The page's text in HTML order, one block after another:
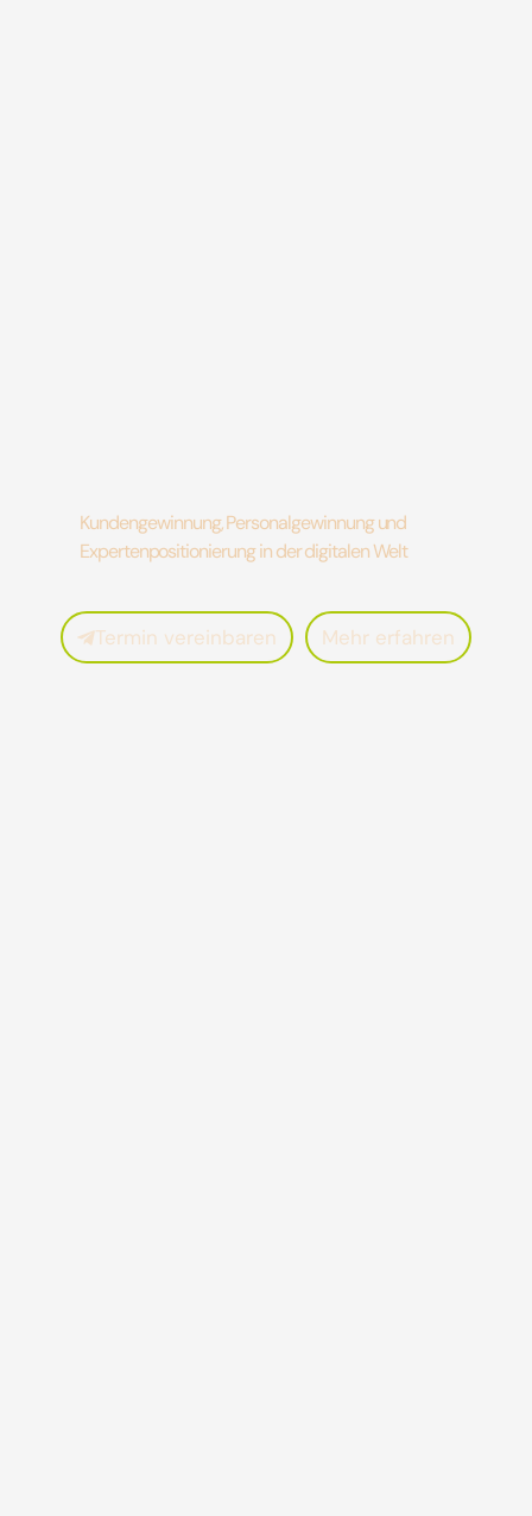
Kundengewinnung, Personalgewinnung und
Expertenpositionierung in der digitalen Welt
Termin vereinbaren Mehr erfahren